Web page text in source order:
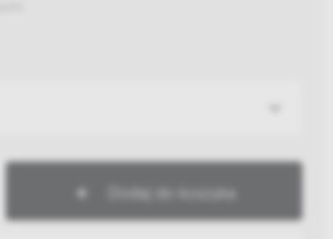
Dodaj do koszyka